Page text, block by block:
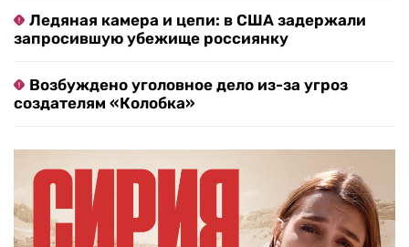
Ледяная камера и цепи: в США задержали
запросившую убежище россиянку
Возбуждено уголовное дело из-за угроз
создателям «Колобка»